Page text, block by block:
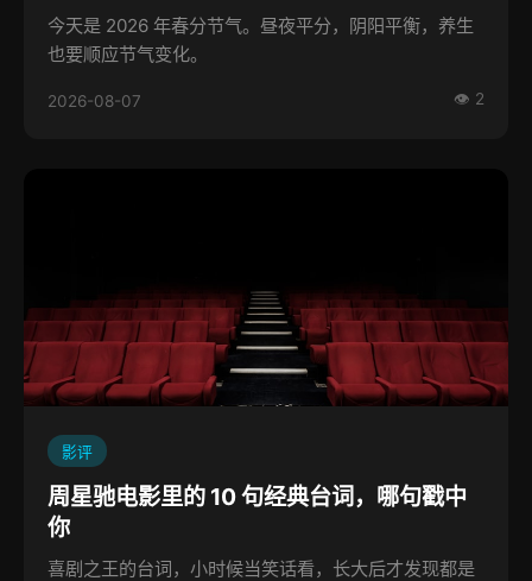
今天是 2026 年春分节气。昼夜平分，阴阳平衡，养生
也要顺应节气变化。
2026-08-07 👁 2
影评
周星驰电影里的 10 句经典台词，哪句戳中
你
喜剧之王的台词，小时候当笑话看，长大后才发现都是